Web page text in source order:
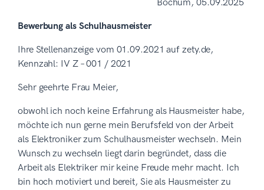
Bochum, 05.09.2025
Bewerbung als Schulhausmeister
Ihre Stellenanzeige vom 01.09.2021 auf zety.de,
Kennzahl: IV Z – 001 / 2021
Sehr geehrte Frau Meier,
obwohl ich noch keine Erfahrung als Hausmeister habe,
möchte ich nun gerne mein Berufsfeld von der Arbeit
als Elektroniker zum Schulhausmeister wechseln. Mein
Wunsch zu wechseln liegt darin begründet, dass die
Arbeit als Elektriker mir keine Freude mehr macht. Ich
bin hoch motiviert und bereit, Sie als Hausmeister zu